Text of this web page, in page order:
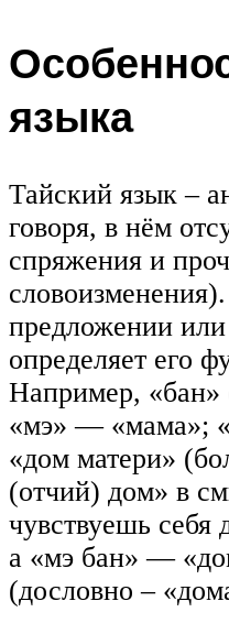
языка
Тайский язык –
говоря, в нём
спряжения и
предложении
определяет его
Например, «бан»
«мэ» — «мама»;
«дом матери»
(отчий) дом» в
чувствуешь себя
а «мэ бан» —
(дословно –